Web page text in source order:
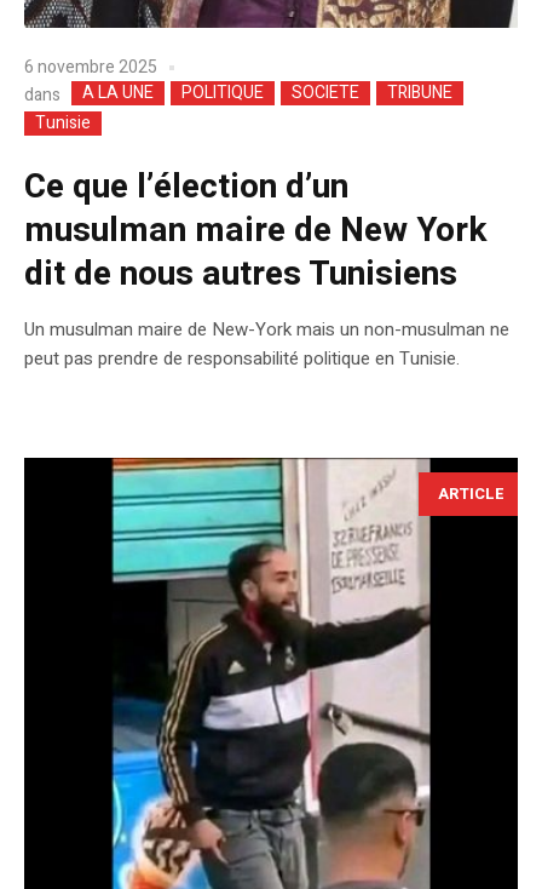
6 novembre 2025
dans
A LA UNE POLITIQUE SOCIETE
TRIBUNE
Tunisie
Ce que l’élection d’un
musulman maire de New York
dit de nous autres Tunisiens
Un musulman maire de New-York mais un non-musulman ne
peut pas prendre de responsabilité politique en Tunisie.
ARTICLE